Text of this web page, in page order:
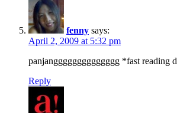
fenny says:
April 2, 2009 at 5:32 pm
panjangggggggggggggg *fast reading
Reply